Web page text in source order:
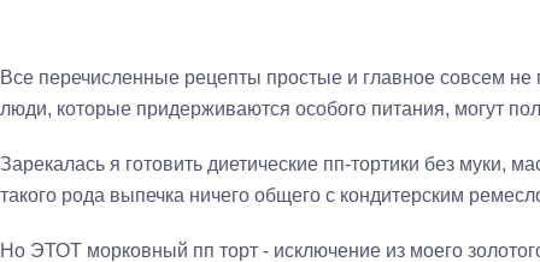
Все перечисленные рецепты простые и главное совсем
люди, которые придерживаются особого питания, могут
Зарекалась я готовить диетические пп-тортики без муки,
такого рода выпечка ничего общего с кондитерским
Но ЭТОТ морковный пп торт - исключение из моего